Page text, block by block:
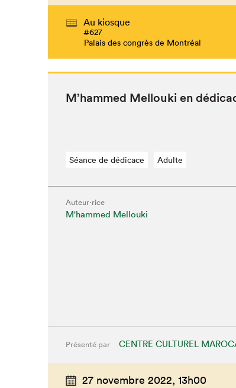
Que
Au kiosque
#627
Palais des congrès de Montréal
M’hammed Mel­lou­ki en
Séance de dédicace Adulte
Auteur·rice
M'hammed Mellouki
Présenté par CENTRE CULTUREL
27 novembre 2022, 13h00